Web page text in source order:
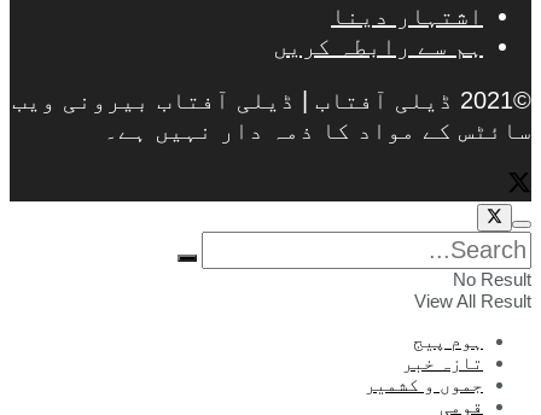
اشتہار دینا
ہم سے رابطہ کریں
©2021 ڈیلی آفتاب | ڈیلی آفتاب بیرونی ویب
سائٹس کے مواد کا ذمہ دار نہیں ہے۔
No Result
View All Result
ہوم پیج
تازہ خبر
جموں و کشمیر
قومی